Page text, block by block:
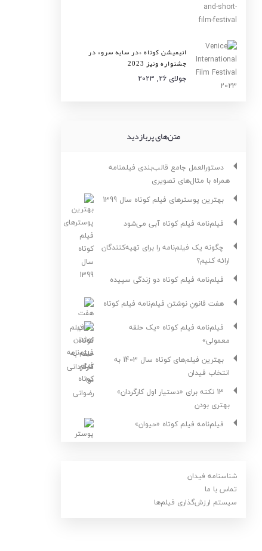
انیمیشن کوتاه «در سایه سرو» در
جشنواره ونیز 2023
جولای 26, 2023
متن‌های پربازدید
دستورالعمل جامع قالب‌بندی فیلمنامه
همراه با مثال‌های تصویری
بهترین پوسترهای فیلم کوتاه سال 1399
فیلم‌نامه فیلم کوتاه آبی می‌شود
چگونه یک فیلم‌نامه را برای تهیه‌کنندگان
ارائه کنیم؟
فیلم‌نامه فیلم کوتاه دو زندگی سپیده
هفت قانونِ نوشتن فیلم‌نامه فیلم کوتاه
فیلم‌نامه فیلم کوتاه «یک حلقه
معمولی»
بهترین فیلم‌های کوتاه سال 1403 به
انتخاب فیدان
13 نکته برای «دستیار اول کارگردان»
بهتری بودن
فیلم‌نامه فیلم کوتاه «حیوان»
شناسنامه فیدان
تماس با ما
سیستم ارزش‌گذاری فیلم‌ها